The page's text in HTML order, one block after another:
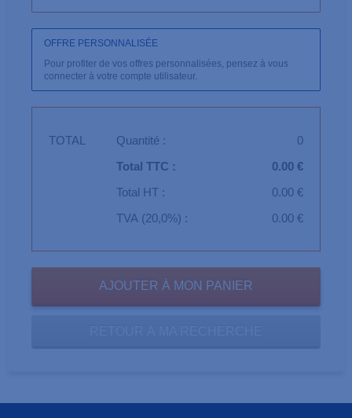
OFFRE PERSONNALISÉE
Pour profiter de vos offres personnalisées, pensez à vous
connecter à votre compte utilisateur.
TOTAL Quantité :
0
Total TTC :
0.00 €
Total HT :
0.00 €
TVA (20,0%) :
0.00 €